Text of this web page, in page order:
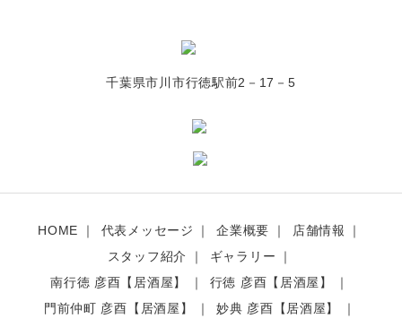
千葉県市川市行徳駅前2－17－5
HOME 代表メッセージ 企業概要
店舗情報
スタッフ紹介
ギャラリー
南行徳 彦酉【居酒屋】
行徳 彦酉【居酒屋】
門前仲町 彦酉【居酒屋】
妙典 彦酉【居酒屋】